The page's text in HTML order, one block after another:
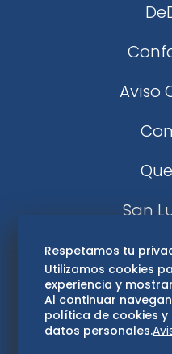
Aviso
San
Respetamos tu
Utilizamos cookies
experiencia y
Al continuar
política de cookies
datos personales.